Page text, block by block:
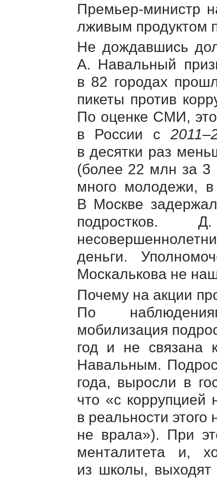
Премьер-министр
лживым продуктом
Не дождавшись
А. Навальный
в 82 городах
пикеты против
По оценке СМИ,
в России с
в десятки раз
(более 22 млн за 3
много молодежи,
В Москве
деньги.
Москалькова не
Почему на акции
По
мобилизация
год и не связана
Навальным.
года, выросли в
что «с коррупцией
в реальности этого
не врала»). При
менталитета и,
из школы,